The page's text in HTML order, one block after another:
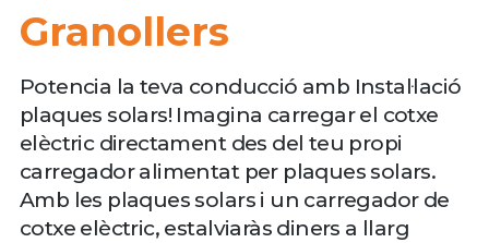
Granollers
Potencia la teva conducció amb Instal·lació
plaques solars! Imagina carregar el cotxe
elèctric directament des del teu propi
carregador alimentat per plaques solars.
Amb les plaques solars i un carregador de
cotxe elèctric, estalviaràs diners a llarg